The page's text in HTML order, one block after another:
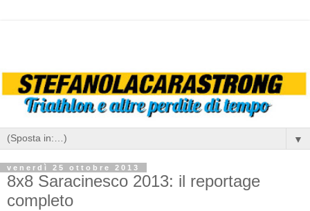
▼
venerdì 25 ottobre 2013
8x8 Saracinesco 2013: il reportage
completo